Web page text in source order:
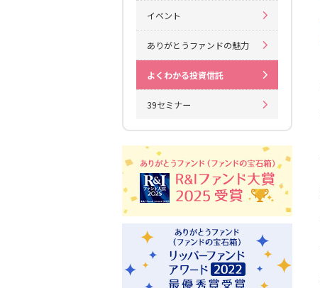
イベント
ありがとうファンドの魅力
よくわかる投資信託
39セミナー